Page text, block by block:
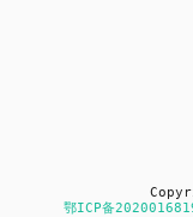
鄂ICP备